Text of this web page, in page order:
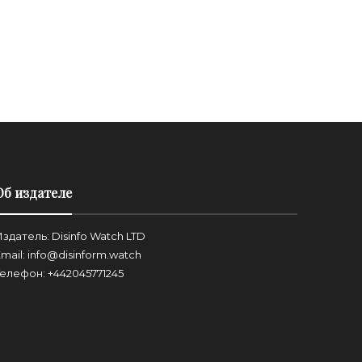
издателе
Disinfo Watch LTD
info@disinform.watch
+442045771245